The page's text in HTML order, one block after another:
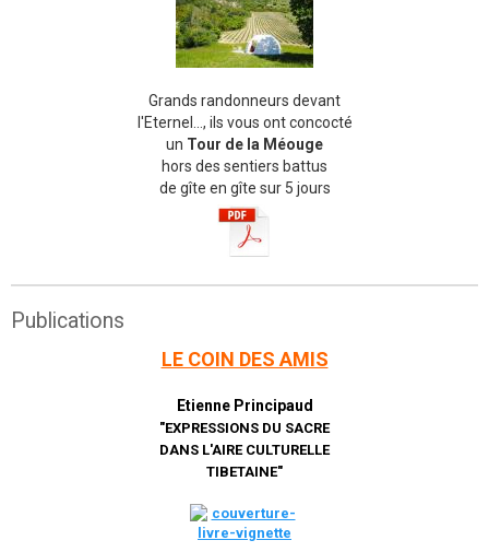
Grands randonneurs devant
l'Eternel..., ils vous ont concocté
un Tour de la Méouge
hors des sentiers battus
de gîte en gîte sur 5 jours
Publications
LE COIN DES AMIS
Etienne Principaud
"EXPRESSIONS DU SACRE
DANS L'AIRE CULTURELLE
TIBETAINE"